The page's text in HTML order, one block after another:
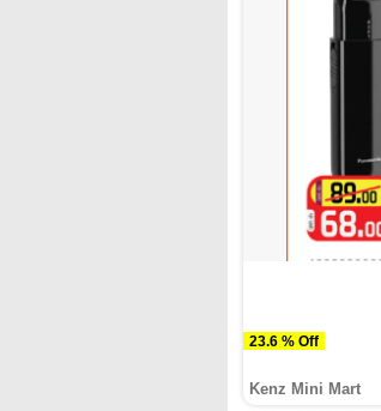
23.6 % Off
Kenz Mini Mart